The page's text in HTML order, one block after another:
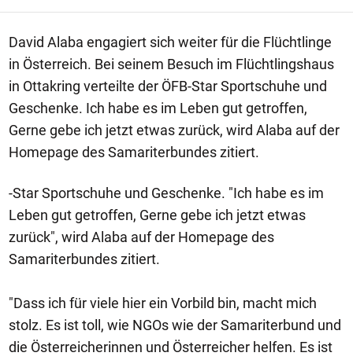
David Alaba engagiert sich weiter für die Flüchtlinge
in Österreich. Bei seinem Besuch im Flüchtlingshaus
in Ottakring verteilte der ÖFB-Star Sportschuhe und
Geschenke. Ich habe es im Leben gut getroffen,
Gerne gebe ich jetzt etwas zurück, wird Alaba auf der
Homepage des Samariterbundes zitiert.
-Star Sportschuhe und Geschenke. "Ich habe es im
Leben gut getroffen, Gerne gebe ich jetzt etwas
zurück", wird Alaba auf der Homepage des
Samariterbundes zitiert.
"Dass ich für viele hier ein Vorbild bin, macht mich
stolz. Es ist toll, wie NGOs wie der Samariterbund und
die Österreicherinnen und Österreicher helfen. Es ist